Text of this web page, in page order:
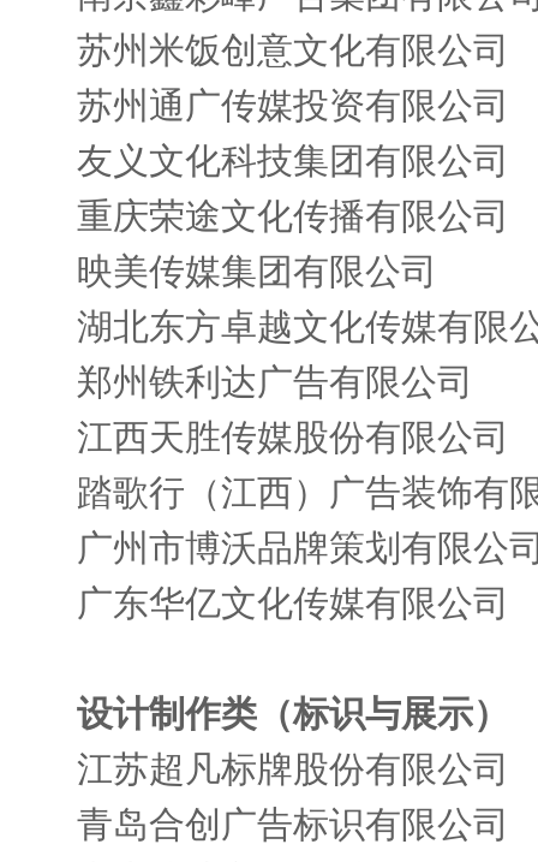
苏州米饭创意文化有限公司
苏州通广传媒投资有限公司
友义文化科技集团有限公司
重庆荣途文化传播有限公司
映美传媒集团有限公司
湖北东方卓越文化传媒有限
郑州铁利达广告有限公司
江西天胜传媒股份有限公司
踏歌行（江西）广告装饰有
广州市博沃品牌策划有限公
广东华亿文化传媒有限公司
设计制作类（标识与展示）
江苏超凡标牌股份有限公司
青岛合创广告标识有限公司